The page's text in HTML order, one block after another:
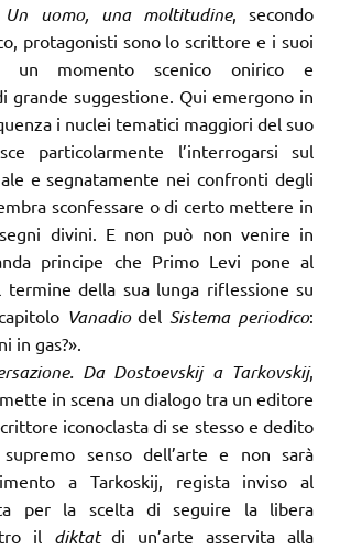
Un uomo, una moltitudine, secondo
protagonisti sono lo scrittore e i suoi
un momento scenico onirico e
grande suggestione. Qui emergono in
i nuclei tematici maggiori del suo
particolarmente l’interrogarsi sul
e segnatamente nei confronti degli
sconfessare o di certo mettere in
divini. E non può non venire in
principe che Primo Levi pone al
termine della sua lunga riflessione su
Vanadiodel Sistema periodico:
in gas?».
Da Dostoevskij a Tarkovskij,
in scena un dialogo tra un editore
iconoclasta di se stesso e dedito
senso dell’arte e non sarà
a Tarkoskij, regista inviso al
per la scelta di seguire la libera
il diktatdi un’arte asservita alla